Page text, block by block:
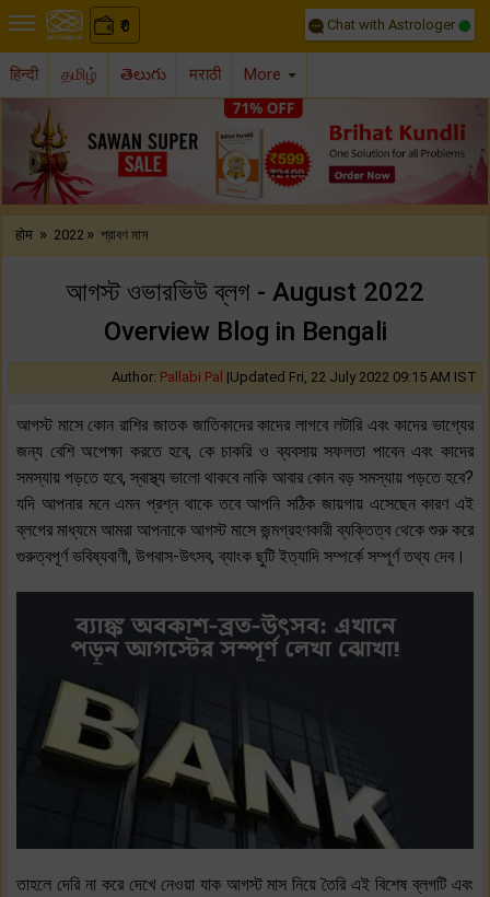
₹
0 Chat with Astrologer
हिन्दी தமிழ் తెలుగు मराठी More
Previous
होम » 2022 » শ্রাবণ মাস
আগস্ট ওভারভিউ ব্লগ - August 2022
Overview Blog in Bengali
Author: Pallabi Pal |Updated Fri, 22 July 2022 09:15 AM IST
আগস্ট মাসে কোন রাশির জাতক জাতিকাদের কাদের লাগবে লটারি এবং কাদের ভাগ্যের
জন্য বেশি অপেক্ষা করতে হবে, কে চাকরি ও ব্যবসায় সফলতা পাবেন এবং কাদের
সমস্যায় পড়তে হবে, স্বাস্থ্য ভালো থাকবে নাকি আবার কোন বড় সমস্যায় পড়তে হবে?
যদি আপনার মনে এমন প্রশ্ন থাকে তবে আপনি সঠিক জায়গায় এসেছেন কারণ এই
ব্লগের মাধ্যমে আমরা আপনাকে আগস্ট মাসে জন্মগ্রহণকারী ব্যক্তিত্ব থেকে শুরু করে
গুরুত্বপূর্ণ ভবিষ্যবাণী, উপবাস-উৎসব, ব্যাংক ছুটি ইত্যাদি সম্পর্কে সম্পূর্ণ তথ্য দেব।
তাহলে দেরি না করে দেখে নেওয়া যাক আগস্ট মাস নিয়ে তৈরি এই বিশেষ ব্লগটি এবং